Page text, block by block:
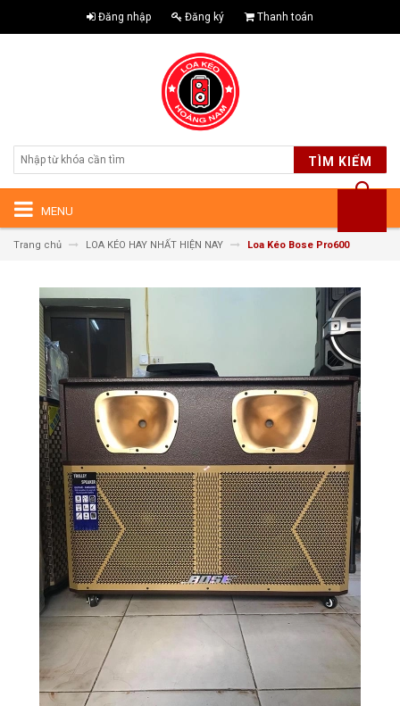
Đăng nhập Đăng ký Thanh toán
TÌM KIẾM
MENU
Trang chủ LOA KÉO HAY NHẤT HIỆN NAY Loa Kéo Bose Pro600